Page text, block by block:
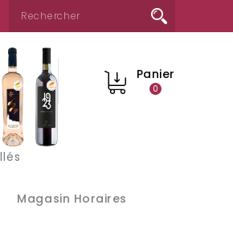
Panier
0
Magasin Horaires